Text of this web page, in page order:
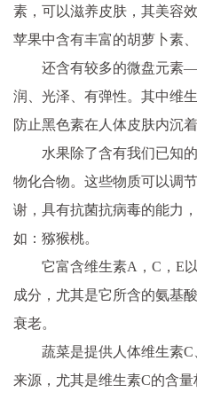
素，可以滋养皮肤，其美容
苹果中含有丰富的胡萝卜素
还含有较多的微盘元素
润、光泽、有弹性。其中维
防止黑色素在人体皮肤内沉着
水果除了含有我们已知
物化合物。这些物质可以调
谢，具有抗菌抗病毒的能力
如：猕猴桃。
它富含维生素A，C，E
成分，尤其是它所含的氨基
衰老。
蔬菜是提供人体维生素
来源，尤其是维生素C的含